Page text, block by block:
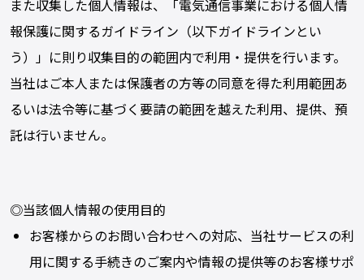
また収集した個人情報は、「電気通信事業における個人情
報保護に関するガイドライン（以下ガイドラインとい
う）」に則り収集目的の範囲内で利用・提供を行います。
当社はご本人または保護者の方等の同意を得た利用範囲あ
るいは法令等に基づく要請の範囲を越えた利用、提供、預
託は行いません。
◎当該個人情報の使用目的
お客様からのお問い合わせへの対応、当社サービスの利
用に関する手続きのご案内や情報の提供等のお客様サポ